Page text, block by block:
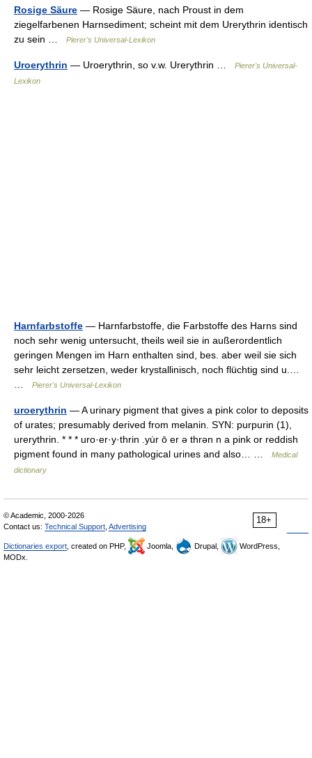
Rosige Säure — Rosige Säure, nach Proust in dem
ziegelfarbenen Harnsediment; scheint mit dem Urerythrin identisch
zu sein …
Pierer's Universal-Lexikon
Uroerythrin — Uroerythrin, so v.w. Urerythrin …
Pierer's Universal-
Lexikon
Harnfarbstoffe — Harnfarbstoffe, die Farbstoffe des Harns sind
noch sehr wenig untersucht, theils weil sie in außerordentlich
geringen Mengen im Harn enthalten sind, bes. aber weil sie sich
sehr leicht zersetzen, weder krystallinisch, noch flüchtig sind u.…
Pierer's Universal-Lexikon
uroerythrin — A urinary pigment that gives a pink color to deposits
of urates; presumably derived from melanin. SYN: purpurin (1),
urerythrin. * * * uro·er·y·thrin .yu̇r ō er ə thrən n a pink or reddish
pigment found in many pathological urines and also… …
Medical
dictionary
18+
© Academic, 2000-2026
Contact us: Technical Support Advertising
Dictionaries export , created on PHP, Joomla, Drupal,
WordPress,
MODx.